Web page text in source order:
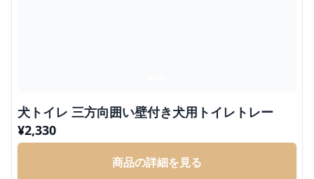
犬トイレ 三方向囲い壁付き犬用トイレトレー
¥2,330
商品の詳細を見る